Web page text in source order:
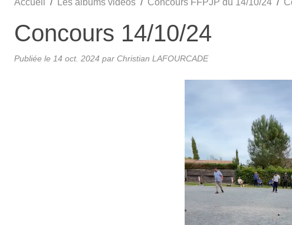
Concours 14/10/24
Publiée le 14 oct. 2024 par Christian LAFOURCADE